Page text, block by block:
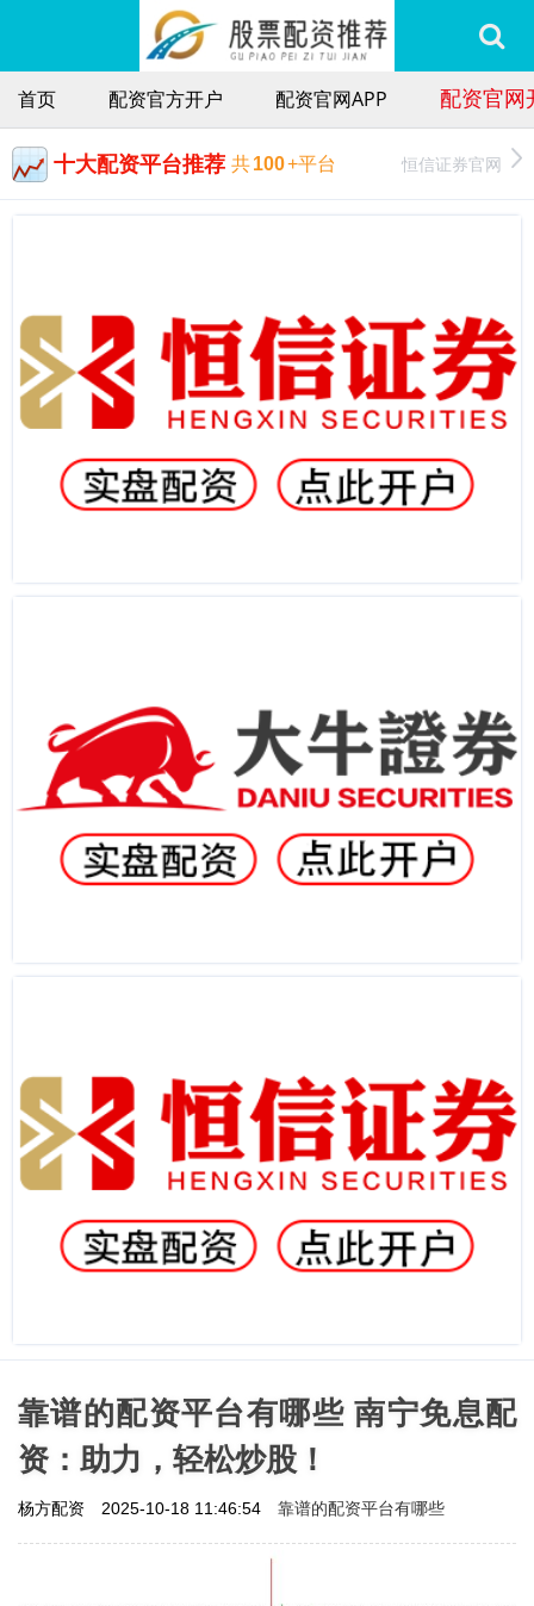
首页 配资官方开户 配资官网APP 配资官网
十大配资平台推荐 共100+平台 恒信证券官网
靠谱的配资平台有哪些 南宁免息配
资：助力，轻松炒股！
杨方配资 2025-10-18 11:46:54 靠谱的配资平台有哪些